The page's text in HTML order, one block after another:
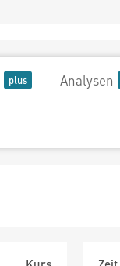
Analysen